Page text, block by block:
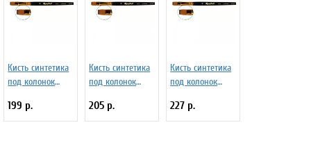
Кисть синтетика
под колонок
короткой ручке
Серия 1S25 ЖS2-
199 р.
Кисть синтетика
под колонок
короткой ручке
Серия 1S25 ЖS2-
205 р.
Кисть синтетика
под колонок
короткой ручке
Серия 1S25 ЖS2-
227 р.